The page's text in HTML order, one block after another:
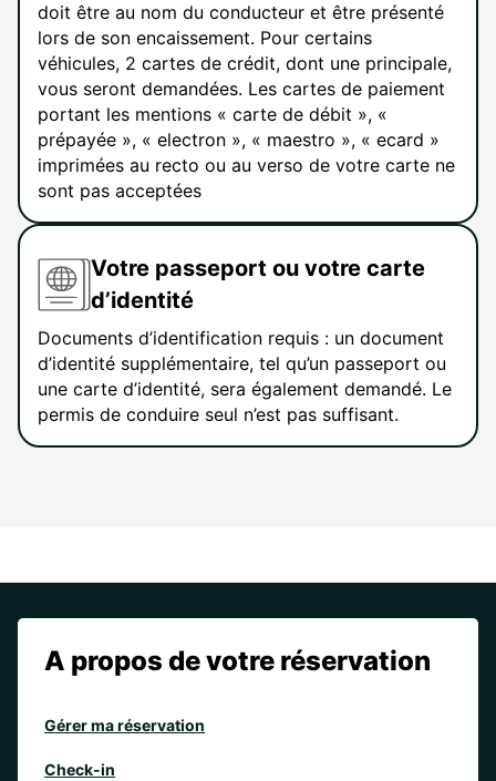
doit être au nom du conducteur et être présenté
lors de son encaissement. Pour certains
véhicules, 2 cartes de crédit, dont une principale,
vous seront demandées. Les cartes de paiement
portant les mentions « carte de débit », «
prépayée », « electron », « maestro », « ecard »
imprimées au recto ou au verso de votre carte ne
sont pas acceptées
Votre passeport ou votre carte
d’identité
Documents d’identification requis : un document
d’identité supplémentaire, tel qu’un passeport ou
une carte d’identité, sera également demandé. Le
permis de conduire seul n’est pas suffisant.
A propos de votre réservation
Gérer ma réservation
Check-in